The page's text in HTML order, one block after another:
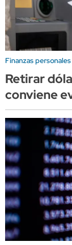
Finanzas personales
Retirar
conviene